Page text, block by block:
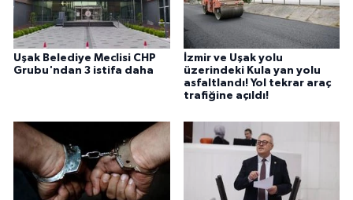
Uşak Belediye Meclisi CHP
Grubu'ndan 3 istifa daha
İzmir ve Uşak yolu
üzerindeki Kula yan yolu
asfaltlandı! Yol tekrar araç
trafiğine açıldı!